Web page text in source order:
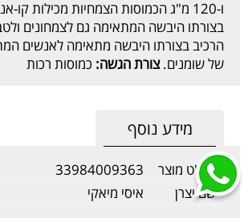
בצורתו היבשה המתאימה גם לצמחונים
הרכיב בצורתו היבשה מתאימה לאנשים
של שומנים.צורת הגשה: כמוסות רכות
מידע נוסף
מק"ט מוצר
33984009363
שם יצרן
איסי מיאקי